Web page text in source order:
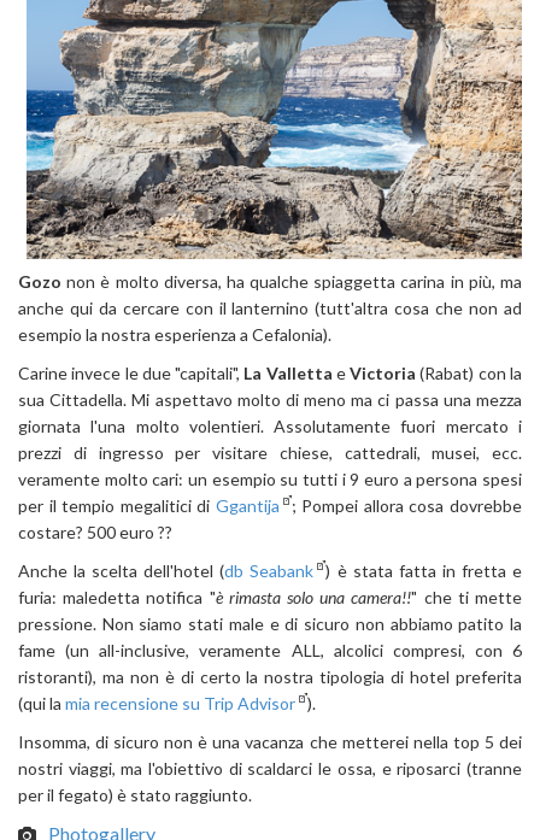
Gozo non è molto diversa, ha qualche spiaggetta carina in più, ma
anche qui da cercare con il lanternino (tutt'altra cosa che non ad
esempio la nostra esperienza a Cefalonia).
Carine invece le due "capitali", La Valletta eVictoria (Rabat) con la
sua Cittadella. Mi aspettavo molto di meno ma ci passa una mezza
giornata l'una molto volentieri. Assolutamente fuori mercato i
prezzi di ingresso per visitare chiese, cattedrali, musei, ecc.
veramente molto cari: un esempio su tutti i 9 euro a persona spesi
per il tempio megalitici di Ggantija
; Pompei allora cosa dovrebbe
costare? 500 euro ??
Anche la scelta dell'hotel (db Seabank
) è stata fatta in fretta e
furia: maledetta notifica "è rimasta solo una camera!!" che ti mette
pressione. Non siamo stati male e di sicuro non abbiamo patito la
fame (un all-inclusive, veramente ALL, alcolici compresi, con 6
ristoranti), ma non è di certo la nostra tipologia di hotel preferita
(qui la mia recensione su Trip Advisor ).
Insomma, di sicuro non è una vacanza che metterei nella top 5 dei
nostri viaggi, ma l'obiettivo di scaldarci le ossa, e riposarci (tranne
per il fegato) è stato raggiunto.
Photogallery